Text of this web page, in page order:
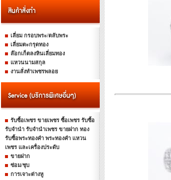
เลี่ยม กรอบพระ/ตลับพระ
เลี่ยมตะกรุดทอง
ล๊อกเก็ตลงหินเลี่ยมทอง
แหวนนามสกุล
งานสั่งทำเพชรพลอย
รับซื้อเพชร ขายเพชร ซื้อเพชร รับซื้อ
รับจำนำ รับจำนำเพชร ขายฝาก ทอง
รับซื้อพระทองคำ พระทองคำ แหวน
เพชร และเครื่องประดับ
ขายฝาก
ซ่อม/ชุบ
การเจาะต่างหู